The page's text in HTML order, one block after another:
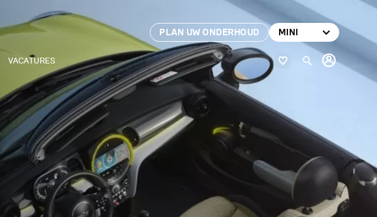
PLAN UW ONDERHOUD MINI
VACATURES